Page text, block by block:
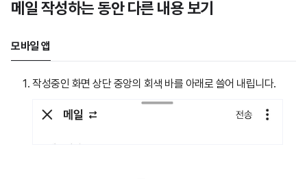
메일 작성하는 동안 다른 내용 보기
모바일 앱
작성중인 화면 상단 중앙의 회색 바를 아래로 쓸어 내립니다.